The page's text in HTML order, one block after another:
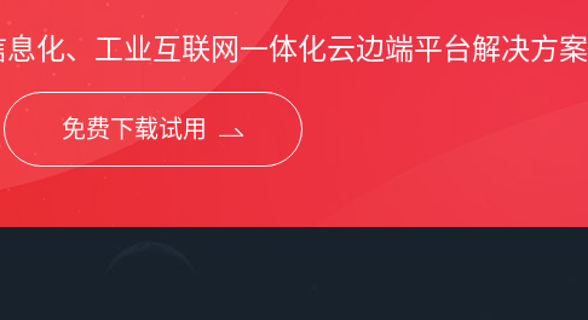
化、工业互联网一体化云边端平台解决方案
免费下载试用